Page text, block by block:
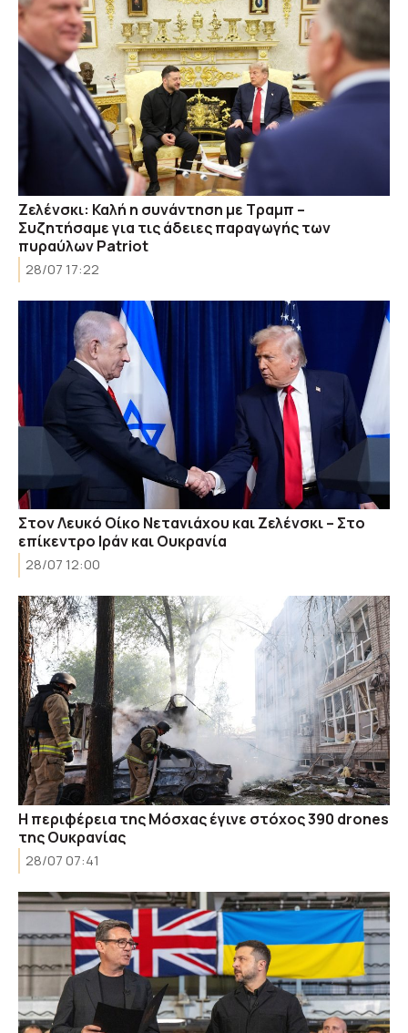
Ζελένσκι: Καλή η συνάντηση με Τραμπ –
Συζητήσαμε για τις άδειες παραγωγής των
πυραύλων Patriot
28/07 17:22
Στον Λευκό Οίκο Νετανιάχου και Ζελένσκι – Στο
επίκεντρο Ιράν και Ουκρανία
28/07 12:00
Η περιφέρεια της Μόσχας έγινε στόχος 390 drones
της Ουκρανίας
28/07 07:41